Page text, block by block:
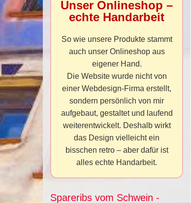
Unser Onlineshop –
echte Handarbeit
So wie unsere Produkte stammt
auch unser Onlineshop aus
eigener Hand.
Die Website wurde nicht von
einer Webdesign-Firma erstellt,
sondern persönlich von mir
aufgebaut, gestaltet und laufend
weiterentwickelt. Deshalb wirkt
das Design vielleicht ein
bisschen retro – aber dafür ist
alles echte Handarbeit.
Spareribs vom Schwein -